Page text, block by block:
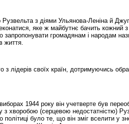
з діями Ульянова-Леніна й
яке ж майбутнє бачить кожний з
запропонувати громадянам і народам
життя.
з лідерів своїх країн, дотримуючись
1944 року він учетверте був
з хворобою (серцевою недостатністю)
було те, що він зміг вселити у